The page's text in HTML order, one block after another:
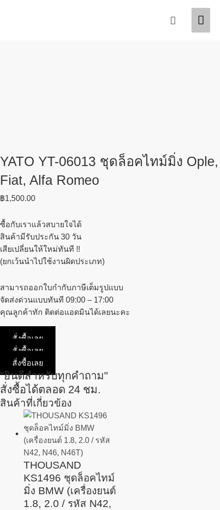
Search
YATO YT-06013 ชุดล็อคไทม์มิ่ง Ople,
Fiat, Alfa Romeo
฿1,500.00
ซื้อกับเราแล้วสบายใจได้
สินค้ามีรับประกัน 30 วัน
เสียเปลี่ยนให้ใหม่ทันที !!
(ยกเว้นนำไปใช้งานผิดประเภท)
สามารถออกใบกำกับภาษีเต็มรูปแบบ
จัดส่งด่วนแบบทันที 09:00 – 17:00
คุณลูกค้าทัก ติดต่อแอดมินได้เลยนะคะ
สั่งซื้อเลย
สั่งซื้อเลย
สั่งซื้อเลย
"ยินดีสำหรับทุกคำถาม"
สั่งซื้อได้ตลอด 24 ชม.
สินค้าที่เกี่ยวข้อง
THOUSAND
KS1496 ชุดล็อคไทม์
มิ่ง BMW (เครื่องยนต์
1.8, 2.0 / รหัส N42,